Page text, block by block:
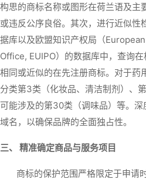
构思的商标名称或图形在荷兰语及主
或违反公序良俗。其次，进行近似性
据库以及欧盟知识产权局（
Office, EUIPO）的数据库中，查询
相同或近似的在先注册商标。对于药
分类第3类（化妆品、清洁制剂）、
可能涉及的第30类（调味品）等。
域名，以确保品牌的全面独占性。
三、 精准确定商品与服务项目
商标的保护范围严格限定于申请